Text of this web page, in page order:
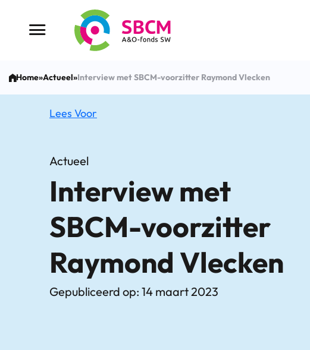
Menu button
Home»Actueel»Interview met SBCM-voorzitter Raymond Vlecken
Lees Voor
Actueel
Interview met
SBCM-voorzitter
Raymond Vlecken
Gepubliceerd op: 14 maart 2023